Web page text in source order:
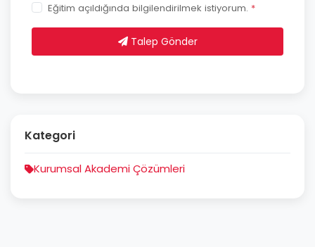
Eğitim açıldığında bilgilendirilmek istiyorum. *
Talep Gönder
Kategori
Kurumsal Akademi Çözümleri